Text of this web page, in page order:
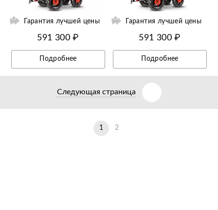
Гарантия лучшей цены
591 300 ₽
Подробнее
Гарантия лучшей цены
591 300 ₽
Подробнее
Следующая страница
1 2